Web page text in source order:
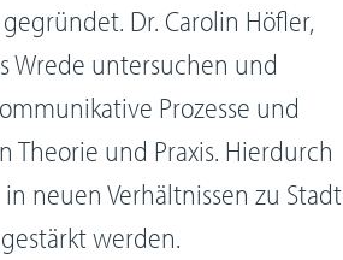
Dr. Carolin Höfler,
Wrede untersuchen und
Prozesse und
Theorie und Praxis. Hierdurch
neuen Verhältnissen zu Stadt
werden.